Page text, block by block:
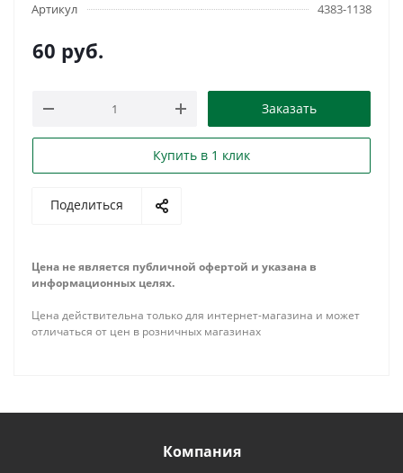
Артикул
4383-1138
60 руб.
Заказать
Купить в 1 клик
Поделиться
Цена не является публичной офертой и указана в
информационных целях.
Цена действительна только для интернет-магазина и может
отличаться от цен в розничных магазинах
Компания